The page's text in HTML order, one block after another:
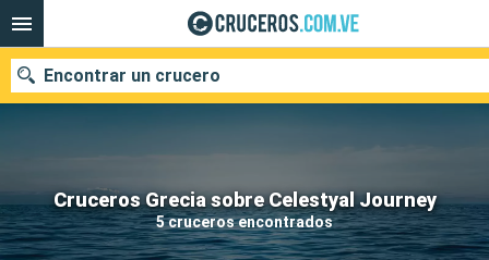
Cruceros Grecia sobre Celestyal Journey
5 cruceros encontrados
Encontrar un crucero
Nuestros destinos
Fecha de salida